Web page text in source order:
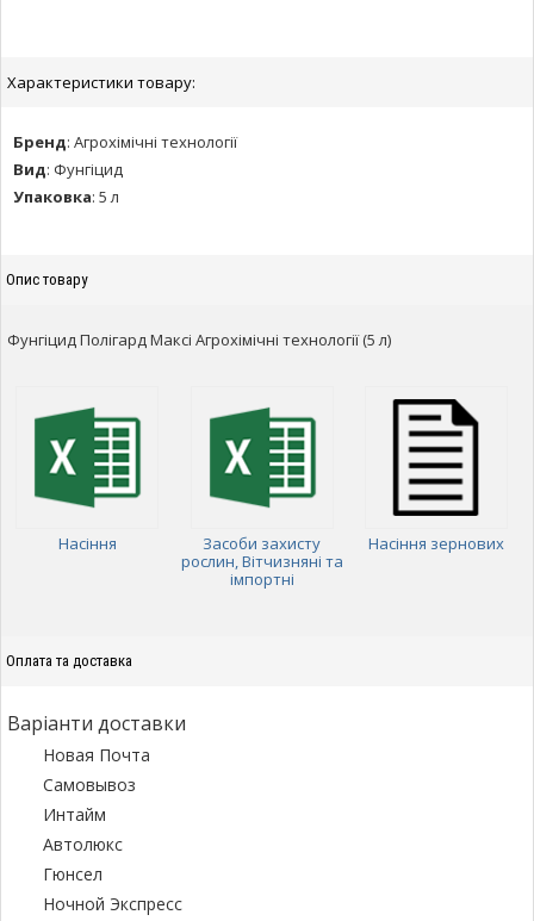
Характеристики товару:
Бренд: Агрохімічні технології
Вид: Фунгіцид
Упаковка: 5 л
Опис товару
Фунгіцид Полігард Максі Агрохімічні технології (5 л)
Насіння
Засоби захисту
рослин, Вітчизняні та
імпортні
Насіння зернових
Оплата та доставка
Варіанти доставки
Новая Почта
Самовывоз
Интайм
Автолюкс
Гюнсел
Ночной Экспресс